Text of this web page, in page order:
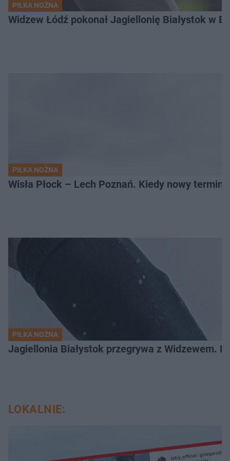
PIŁKA NOŻNA
Widzew Łódź pokonał Jagiellonię Białystok w
PIŁKA NOŻNA
Wisła Płock – Lech Poznań. Kiedy nowy termin
PIŁKA NOŻNA
Jagiellonia Białystok przegrywa z Widzewem.
LOKALNIE: